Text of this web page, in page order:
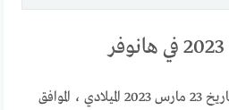
يبدأ شهر رمضان في هانوفر بتاريخ 23 مارس 2023 الميلادي ، الموافق